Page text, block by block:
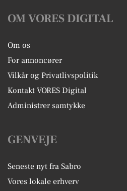
OM VORES DIGITAL
Om os
For annoncører
Vilkår og Privatlivspolitik
Kontakt VORES Digital
Administrer samtykke
GENVEJE
Seneste nyt fra Sabro
Vores lokale erhverv